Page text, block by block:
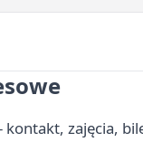
zajęcia,